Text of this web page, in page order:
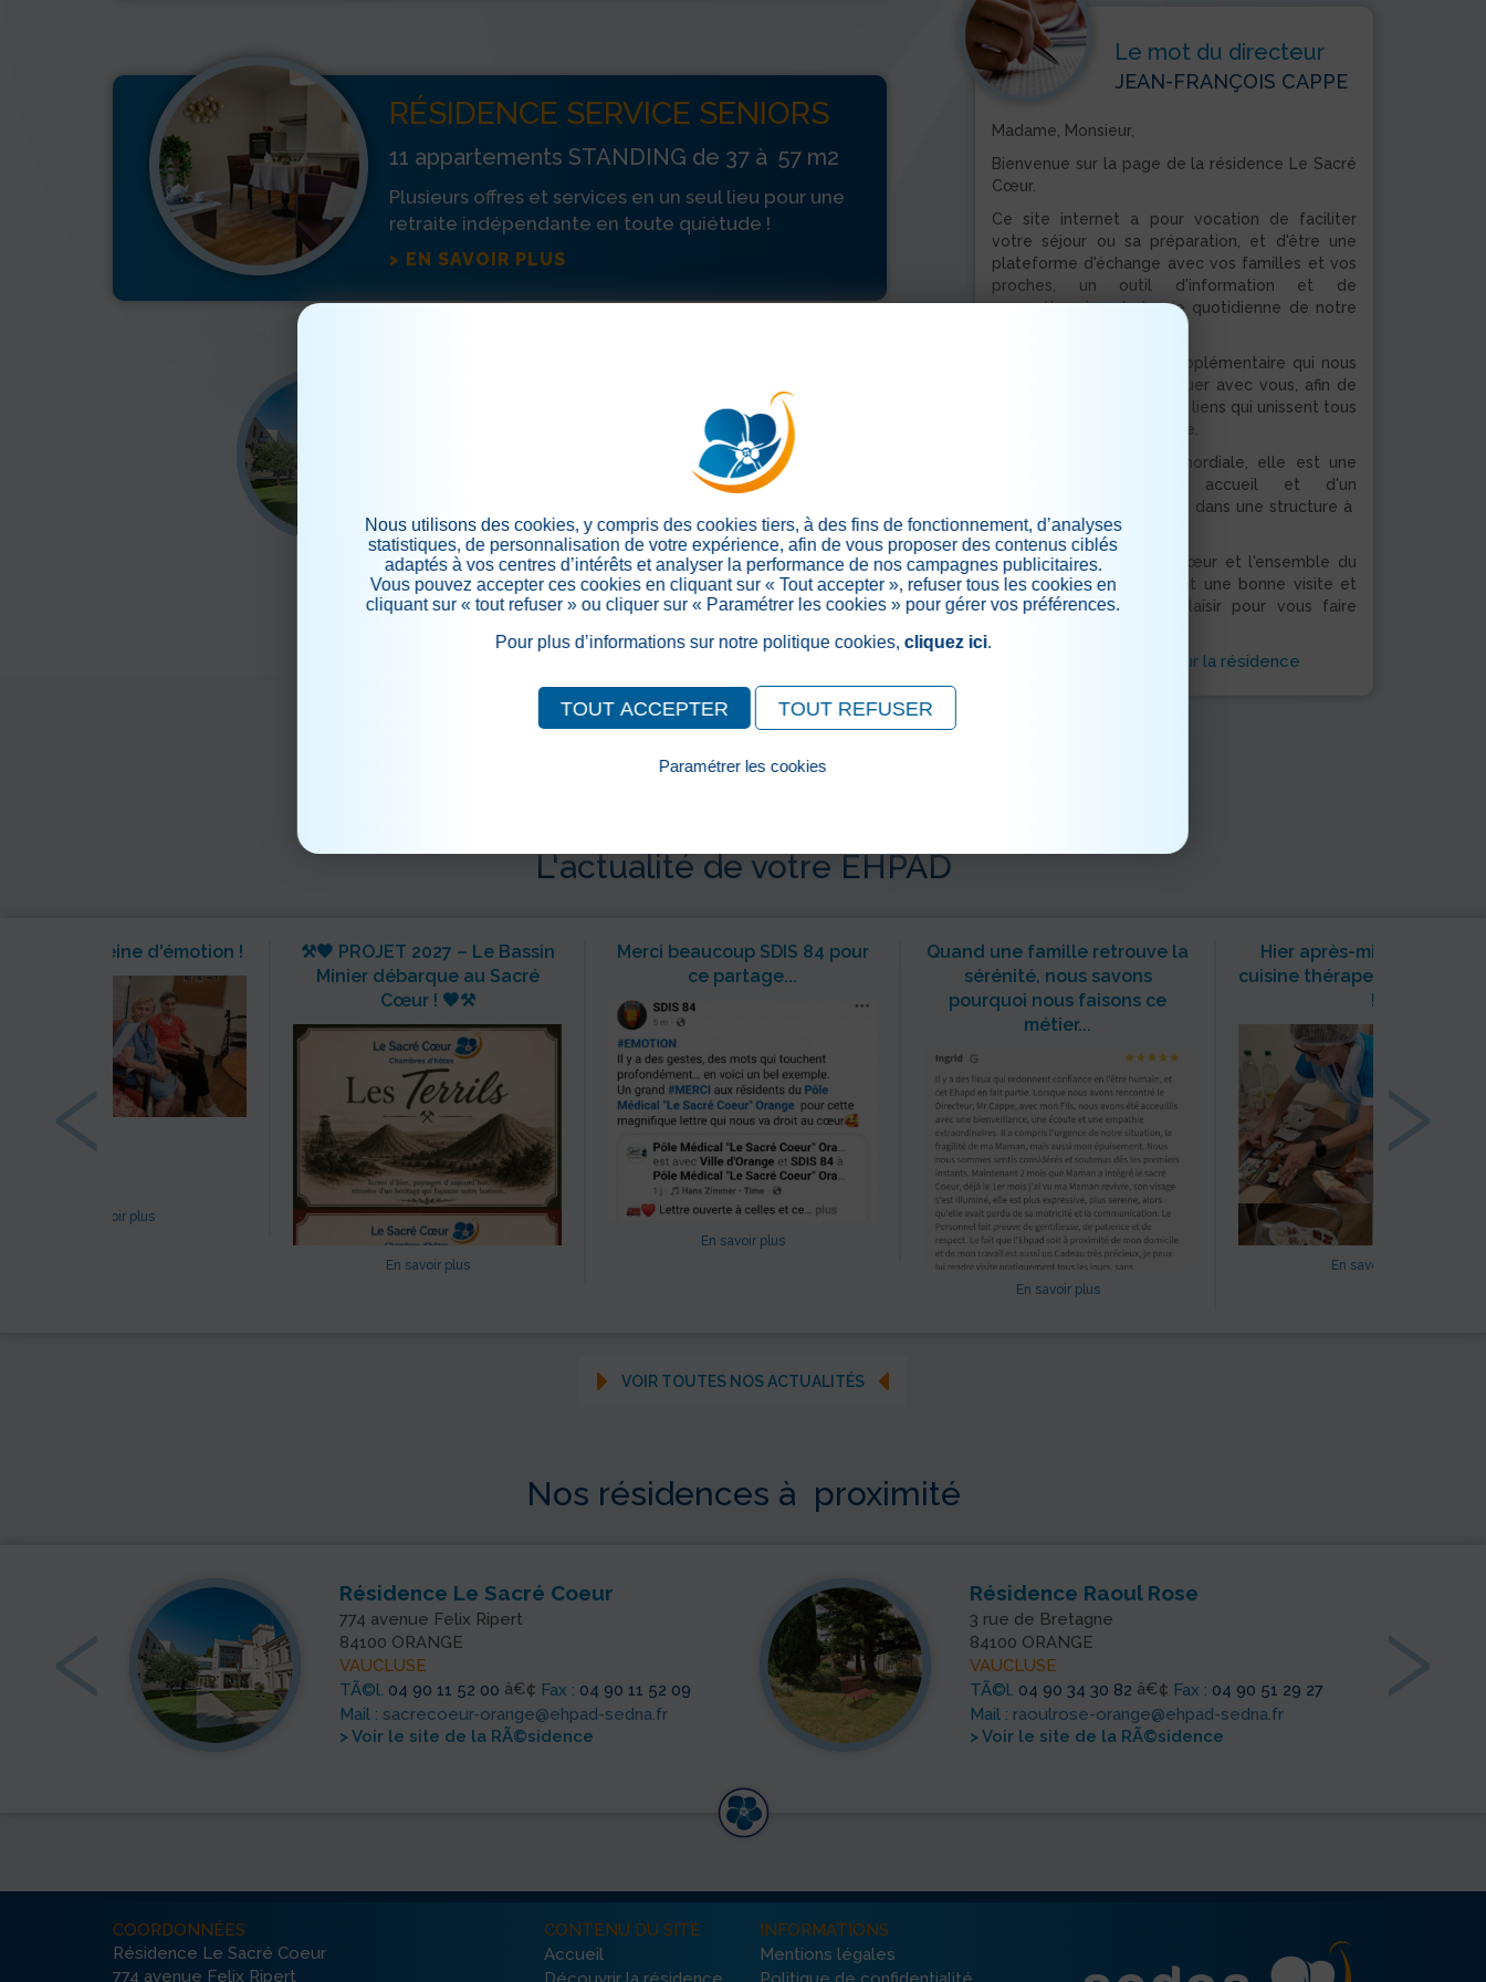
RÉSIDENCE SERVICE SENIORS
11 appartements STANDING de 37 à 57 m2
Plusieurs offres et services en un seul lieu pour une
retraite indépendante en toute quiétude !
> EN SAVOIR PLUS
04 90 11 52 09
sacrecoeur-orange@ehpad-sedna.fr
>
Plan & contact
Le mot du directeur
JEAN-FRANÇOIS CAPPE
Madame, Monsieur,
Bienvenue sur la page de la résidence Le Sacré
Cœur.
Ce site internet a pour vocation de faciliter
votre séjour ou sa préparation, et d'être une
plateforme d'échange avec vos familles et vos
proches, un outil d'information et de
compréhension de la vie quotidienne de notre
C'est une opportunité supplémentaire qui nous
est offerte de communiquer avec vous, afin de
faciliter et d'améliorer les liens qui unissent tous
les acteurs de la résidence.
Cette proximité est primordiale, elle est une
des conditions d'un accueil et d'un
accompagnement réussis, dans une structure à
taille humaine.
La résidence Le Sacré Cœur et l'ensemble du
personnel vous souhaitent une bonne visite et
vous accueillent avec plaisir pour vous faire
> En savoir plus sur la résidence
L'actualité de votre EHPAD
lecture pleine d'émotion !
En savoir plus
⚒️🖤 PROJET 2027 – Le Bassin
Minier débarque au Sacré
Cœur ! 🖤⚒️
En savoir plus
Merci beaucoup SDIS 84 pour
ce partage...
En savoir plus
Quand une famille retrouve la
sérénité, nous savons
pourquoi nous faisons ce
métier...
En savoir plus
Hier après-midi, place à la
cuisine thérapeutique au
!
En savoir plus
VOIR TOUTES NOS ACTUALITÉS
Nos résidences à proximité
Résidence Le Sacré Coeur
774 avenue Felix Ripert
84100 ORANGE
VAUCLUSE
TÃ©l. 04 90 11 52 00 â€¢ Fax : 04 90 11 52 09
Mail : sacrecoeur-orange@ehpad-sedna.fr
> Voir le site de la RÃ©sidence
Résidence Raoul Rose
3 rue de Bretagne
84100 ORANGE
VAUCLUSE
TÃ©l. 04 90 34 30 82 â€¢ Fax : 04 90 51 29 27
Mail : raoulrose-orange@ehpad-sedna.fr
> Voir le site de la RÃ©sidence
COORDONNÉES
Résidence Le Sacré Coeur
774 avenue Felix Ripert
CONTENU DU SITE
Accueil
INFORMATIONS
Mentions légales
Nous utilisons des cookies, y compris des cookies tiers, à des fins de fonctionnement, d’analyses
statistiques, de personnalisation de votre expérience, afin de vous proposer des contenus ciblés
adaptés à vos centres d’intérêts et analyser la performance de nos campagnes publicitaires.
Vous pouvez accepter ces cookies en cliquant sur « Tout accepter », refuser tous les cookies en
cliquant sur « tout refuser » ou cliquer sur « Paramétrer les cookies » pour gérer vos préférences.
Pour plus d’informations sur notre politique cookies, cliquez ici.
TOUT ACCEPTER TOUT REFUSER
Paramétrer les cookies